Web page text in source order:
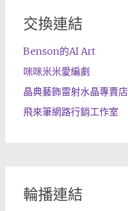
交換連結
Benson的AI Art
咪咪米米愛編劇
晶典藝飾雷射水晶專賣店
飛來筆網路行銷工作室
輪播連結